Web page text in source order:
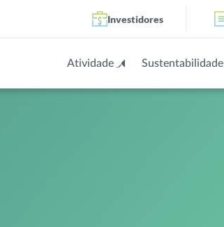
Investidores
Atividade Sustentabilidade